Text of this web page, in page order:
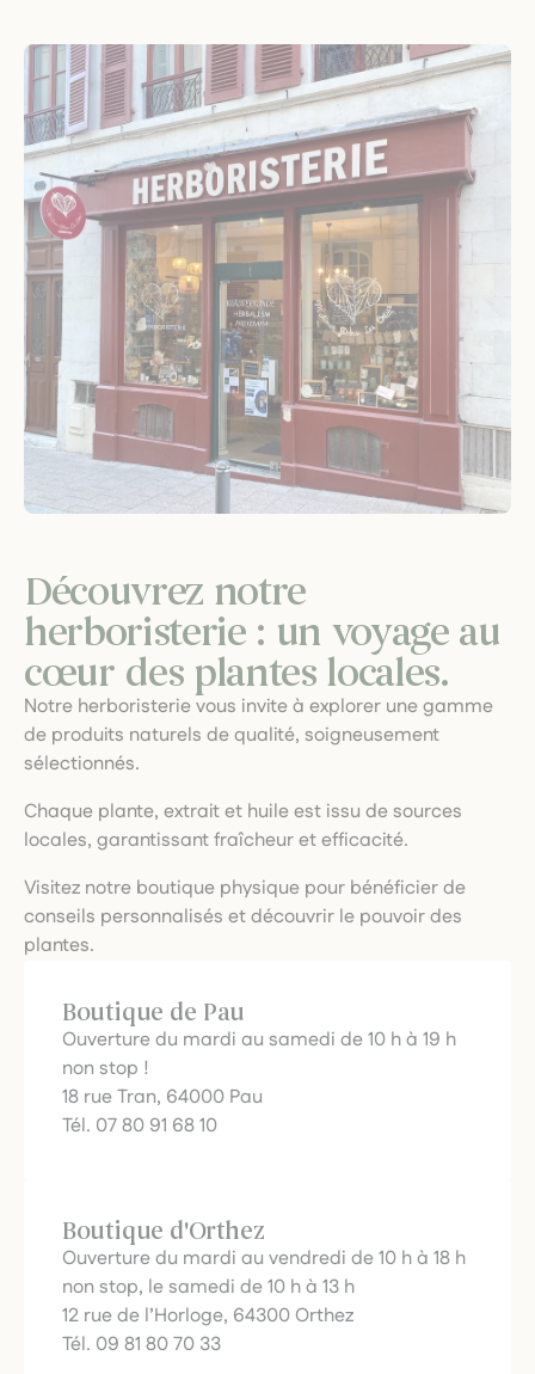
Découvrez notre
herboristerie : un voyage au
cœur des plantes locales.
Notre herboristerie vous invite à explorer une gamme
de produits naturels de qualité, soigneusement
sélectionnés.
Chaque plante, extrait et huile est issu de sources
locales, garantissant fraîcheur et efficacité.
Visitez notre boutique physique pour bénéficier de
conseils personnalisés et découvrir le pouvoir des
plantes.
Boutique de Pau
Ouverture du mardi au samedi de 10 h à 19 h
non stop !
18 rue Tran, 64000 Pau
Tél. 07 80 91 68 10
Boutique d'Orthez
Ouverture du mardi au vendredi de 10 h à 18 h
non stop, le samedi de 10 h à 13 h
12 rue de l’Horloge, 64300 Orthez
Tél. 09 81 80 70 33